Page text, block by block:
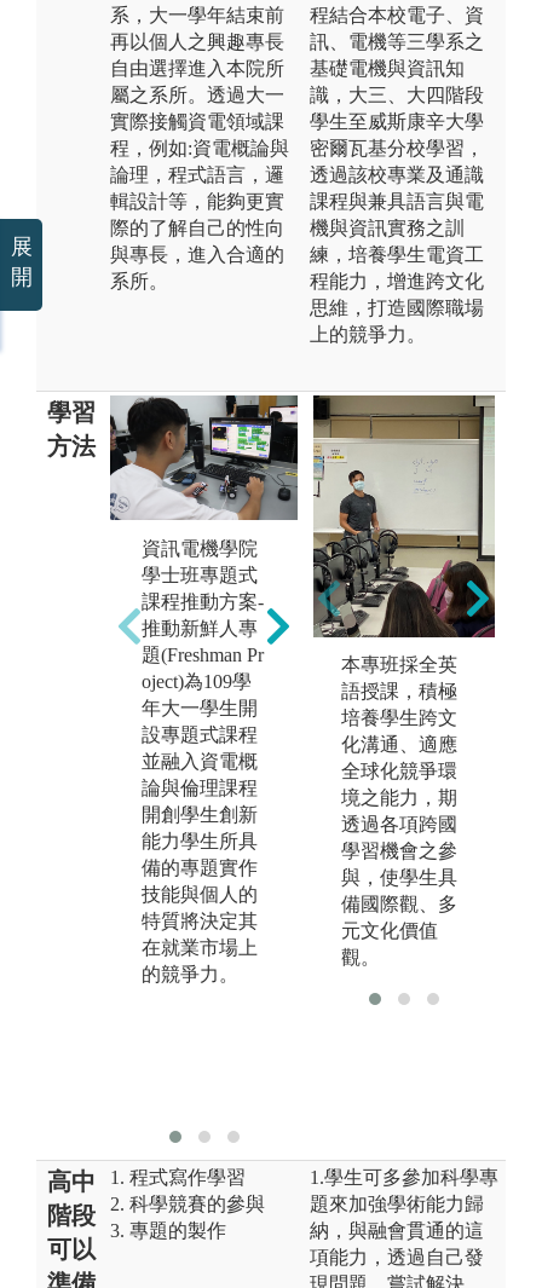
系，大一學年結束前
再以個人之興趣專長
自由選擇進入本院所
屬之系所。透過大一
實際接觸資電領域課
程，例如:資電概論與
論理，程式語言，邏
輯設計等，能夠更實
際的了解自己的性向
與專長，進入合適的
系所。
程結合本校電子、資
訊、電機等三學系之
基礎電機與資訊知
識，大三、大四階段
學生至威斯康辛大學
密爾瓦基分校學習，
透過該校專業及通識
課程與兼具語言與電
機與資訊實務之訓
練，培養學生電資工
程能力，增進跨文化
思維，打造國際職場
上的競爭力。
學習
方法
資訊電機學院
學士班專題式
課程推動方案-
推動新鮮人專
題(Freshman Pr
oject)為109學
年大一學生開
設專題式課程
並融入資電概
論與倫理課程
開創學生創新
能力學生所具
備的專題實作
技能與個人的
特質將決定其
在就業市場上
的競爭力。
1.培養學生可
依照老師的專
業領域來選擇
與自身興趣相
同的專題指導
老師。
2.藉由此專題
研究來探討更
深入的專業領
域，也可以使
用所學習之實
驗技能，並加
以融入在此專
題研究中。
3.透過學生與
老師、同學間
的相互討論，
本專班採全英
語授課，積極
培養學生跨文
化溝通、適應
全球化競爭環
境之能力，期
透過各項跨國
學習機會之參
與，使學生具
備國際觀、多
元文化價值
觀。
高中
階段
可以
1. 程式寫作學習
2. 科學競賽的參與
3. 專題的製作
1.學生可多參加科學專
題來加強學術能力歸
納，與融會貫通的這
項能力，透過自己發
現問題，嘗試解決，
展
開